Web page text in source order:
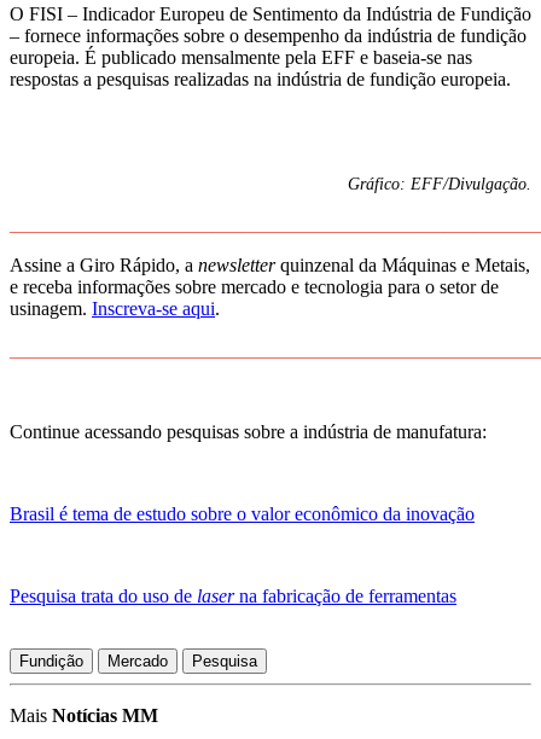
O FISI – Indicador Europeu de Sentimento da Indústria de Fundição
– fornece informações sobre o desempenho da indústria de fundição
europeia. É publicado mensalmente pela EFF e baseia-se nas
respostas a pesquisas realizadas na indústria de fundição europeia.
Gráfico: EFF/Divulgação.
Assine a Giro Rápido, a newsletterquinzenal da Máquinas e Metais,
e receba informações sobre mercado e tecnologia para o setor de
usinagem. Inscreva-se aqui.
Continue acessando pesquisas sobre a indústria de manufatura:
Brasil é tema de estudo sobre o valor econômico da inovação
Pesquisa trata do uso de laserna fabricação de ferramentas
Fundição Mercado Pesquisa
Mais Notícias MM